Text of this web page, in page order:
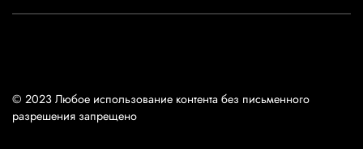
© 2023 Любое использование контента без письменного
разрешения запрещено